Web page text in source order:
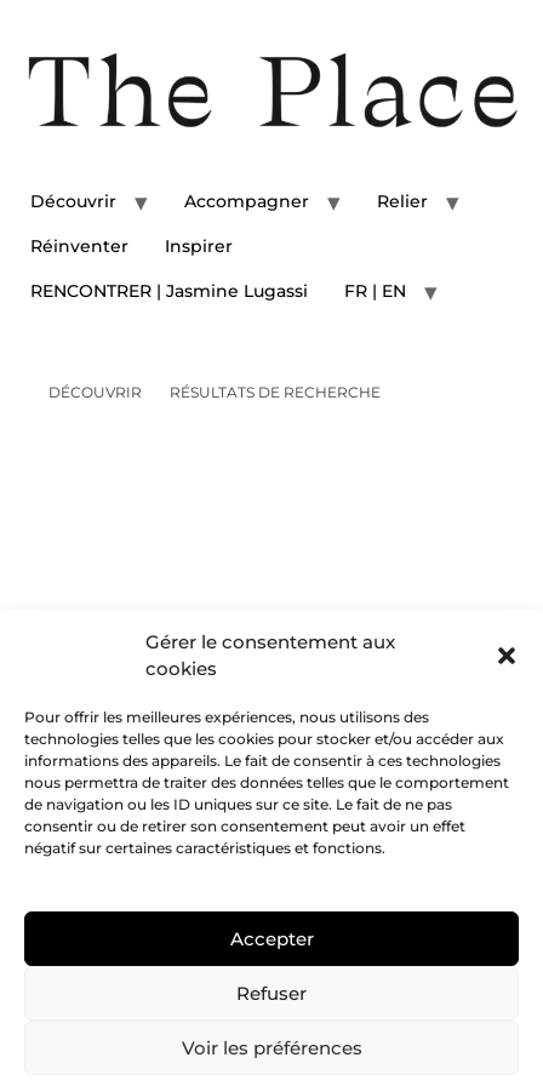
Gérer le consentement aux
cookies
Pour offrir les meilleures expériences, nous utilisons des
technologies telles que les cookies pour stocker et/ou accéder aux
informations des appareils. Le fait de consentir à ces technologies
nous permettra de traiter des données telles que le comportement
de navigation ou les ID uniques sur ce site. Le fait de ne pas
consentir ou de retirer son consentement peut avoir un effet
négatif sur certaines caractéristiques et fonctions.
Accepter
Refuser
Voir les préférences
Découvrir Accompagner Relier
Réinventer Inspirer
RENCONTRER | Jasmine Lugassi FR | EN
DÉCOUVRIR RÉSULTATS DE RECHERCHE